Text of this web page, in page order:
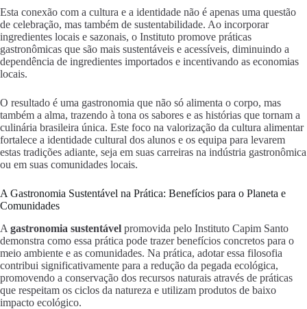
Esta conexão com a cultura e a identidade não é apenas uma questão
de celebração, mas também de sustentabilidade. Ao incorporar
ingredientes locais e sazonais, o Instituto promove práticas
gastronômicas que são mais sustentáveis e acessíveis, diminuindo a
dependência de ingredientes importados e incentivando as economias
locais.
O resultado é uma gastronomia que não só alimenta o corpo, mas
também a alma, trazendo à tona os sabores e as histórias que tornam a
culinária brasileira única. Este foco na valorização da cultura alimentar
fortalece a identidade cultural dos alunos e os equipa para levarem
estas tradições adiante, seja em suas carreiras na indústria gastronômica
ou em suas comunidades locais.
A Gastronomia Sustentável na Prática: Benefícios para o Planeta e
Comunidades
A gastronomia sustentável promovida pelo Instituto Capim Santo
demonstra como essa prática pode trazer benefícios concretos para o
meio ambiente e as comunidades. Na prática, adotar essa filosofia
contribui significativamente para a redução da pegada ecológica,
promovendo a conservação dos recursos naturais através de práticas
que respeitam os ciclos da natureza e utilizam produtos de baixo
impacto ecológico.